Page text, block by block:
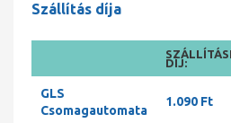
Szállítás díja
SZÁLLÍTÁSI
DÍJ:
GLS
Csomagautomata
1.090 Ft